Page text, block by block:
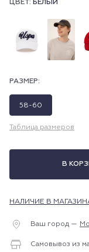
ЦВЕТ: БЕЛЫЙ
РАЗМЕР:
58-60
Таблица размеров
В
НАЛИЧИЕ В
Ваш город —
Самовывоз из